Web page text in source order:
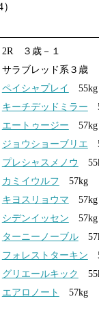
2R ３歳－１
サラブレッド系３歳
ペイシャプレイ
55kg
キーチデッドミラー
エートゥージー 57kg
ジョウショーブリエ
プレシャスメノウ
カミイウルフ 57kg
キヨスリョウマ 57kg
シデンイッセン 57kg
ターニーノーブル
フォレストターキン
グリエールキック
エアロノート
57kg